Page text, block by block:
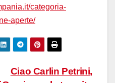
categoria-
aperte/
Ciao Carlin Petrini,